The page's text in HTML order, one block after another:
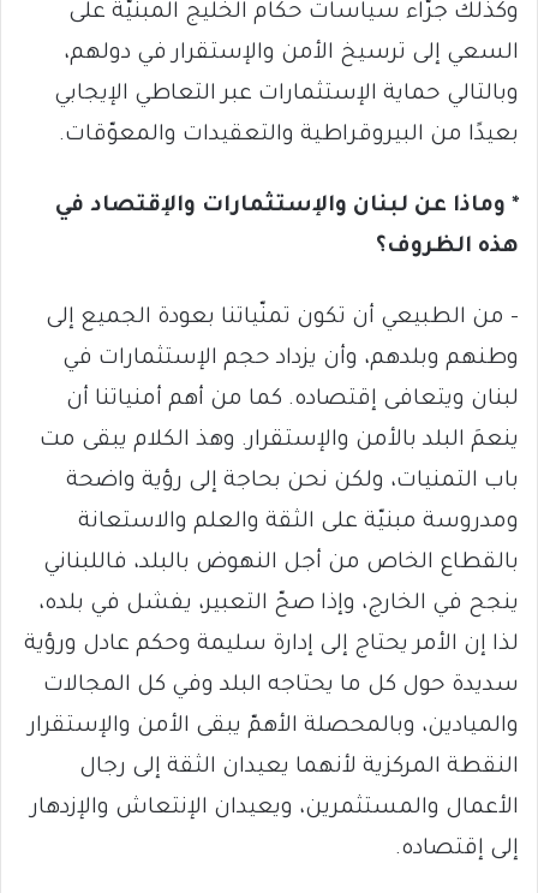
وكذلك جرّاء سياسات حكام الخليج المبنيّة على
السعي إلى ترسيخ الأمن والإستقرار في دولهم،
وبالتالي حماية الإستثمارات عبر التعاطي الإيجابي
بعيدًا من البيروقراطية والتعقيدات والمعوّقات.
* وماذا عن لبنان والإستثمارات والإقتصاد في
هذه الظروف؟
– من الطبيعي أن تكون تمنّياتنا بعودة الجميع إلى
وطنهم وبلدهم، وأن يزداد حجم الإستثمارات في
لبنان ويتعافى إقتصاده. كما من أهم أمنياتنا أن
ينعمَ البلد بالأمن والإستقرار. وهذ الكلام يبقى مت
باب التمنيات، ولكن نحن بحاجة إلى رؤية واضحة
ومدروسة مبنيّة على الثقة والعلم والاستعانة
بالقطاع الخاص من أجل النهوض بالبلد، فاللبناني
ينجح في الخارج، وإذا صحّ التعبير، يفشل في بلده،
لذا إن الأمر يحتاج إلى إدارة سليمة وحكم عادل ورؤية
سديدة حول كل ما يحتاجه البلد وفي كل المجالات
والميادين، وبالمحصلة الأهمّ يبقى الأمن والإستقرار
النقطة المركزية لأنهما يعيدان الثقة إلى رجال
الأعمال والمستثمرين، ويعيدان الإنتعاش والإزدهار
إلى إقتصاده.